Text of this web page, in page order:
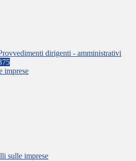
dirigenti - amministrativi
imprese
sulle imprese